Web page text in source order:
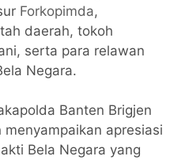
Forkopimda,
daerah, tokoh
serta para relawan
Negara.
Banten Brigjen
menyampaikan apresiasi
Bela Negara yang